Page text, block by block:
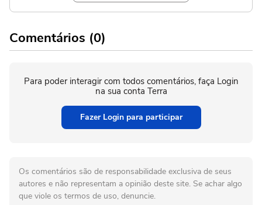
Comentários (0)
Para poder interagir com todos comentários, faça Login
na sua conta Terra
Fazer Login para participar
Os comentários são de responsabilidade exclusiva de seus
autores e não representam a opinião deste site. Se achar algo
que viole os termos de uso, denuncie.